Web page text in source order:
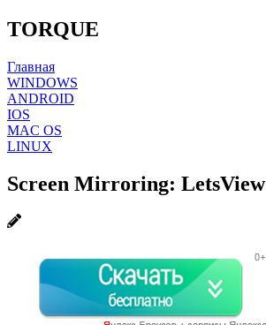
TORQUE
Главная
WINDOWS
ANDROID
IOS
MAC OS
LINUX
Screen Mirroring: LetsView